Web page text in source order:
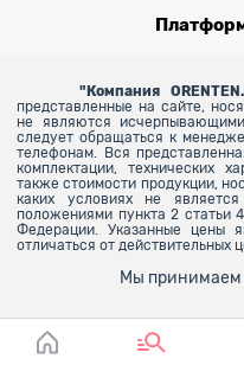
" Компания
представленные на сайте,
не являются
следует обращаться к
телефонам. Вся
комплектации, технических
также стоимости продукции,
каких условиях не
положениями пункта 2 статьи
Федерации. Указанные цены
отличаться от действительных
Мы принимаем